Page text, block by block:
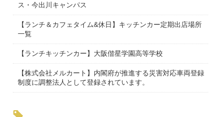
ス・今出川キャンパス
【ランチ＆カフェタイム&休日】キッチンカー定期出店場所
一覧
【ランチキッチンカー】大阪偕星学園高等学校
【株式会社メルカート】内閣府が推進する災害対応車両登録
制度に調整法人として登録されています。